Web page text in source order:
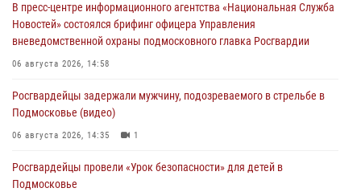
В пресс-центре информационного агентства «Национальная Служба
Новостей» состоялся брифинг офицера Управления
вневедомственной охраны подмосковного главка Росгвардии
06 августа 2026, 14:58
Росгвардейцы задержали мужчину, подозреваемого в стрельбе в
Подмосковье (видео)
06 августа 2026, 14:35 1
Росгвардейцы провели «Урок безопасности» для детей в
Подмосковье